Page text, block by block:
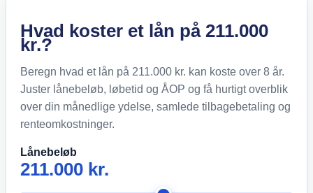
Hvad koster et lån på 211.000
kr.?
Beregn hvad et lån på 211.000 kr. kan koste over 8 år.
Juster lånebeløb, løbetid og ÅOP og få hurtigt overblik
over din månedlige ydelse, samlede tilbagebetaling og
renteomkostninger.
Lånebeløb
211.000 kr.